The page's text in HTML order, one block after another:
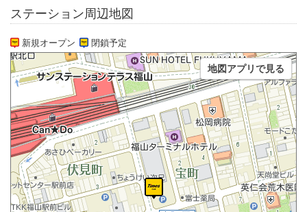
ステーション周辺地図
新規オープン 閉鎖予定
地図アプリで見る